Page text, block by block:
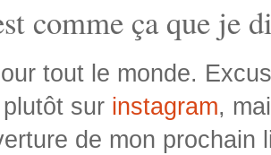
comme ça que je
tout le monde.
sur instagram,
de mon prochain